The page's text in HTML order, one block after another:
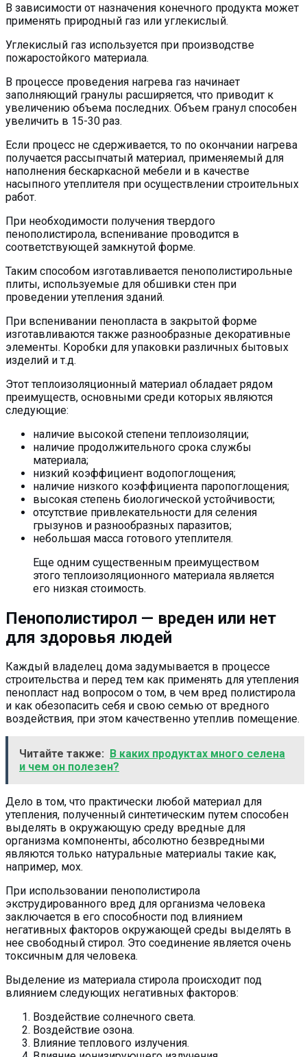
В зависимости от назначения конечного продукта может
применять природный газ или углекислый.
Углекислый газ используется при производстве
пожаростойкого материала.
В процессе проведения нагрева газ начинает
заполняющий гранулы расширяется, что приводит к
увеличению объема последних. Объем гранул способен
увеличить в 15-30 раз.
Если процесс не сдерживается, то по окончании нагрева
получается рассыпчатый материал, применяемый для
наполнения бескаркасной мебели и в качестве
насыпного утеплителя при осуществлении строительных
работ.
При необходимости получения твердого
пенополистирола, вспенивание проводится в
соответствующей замкнутой форме.
Таким способом изготавливается пенополистирольные
плиты, используемые для обшивки стен при
проведении утепления зданий.
При вспенивании пенопласта в закрытой форме
изготавливаются также разнообразные декоративные
элементы. Коробки для упаковки различных бытовых
изделий и т.д.
Этот теплоизоляционный материал обладает рядом
преимуществ, основными среди которых являются
следующие:
наличие высокой степени теплоизоляции;
наличие продолжительного срока службы
материала;
низкий коэффициент водопоглощения;
наличие низкого коэффициента паропоглощения;
высокая степень биологической устойчивости;
отсутствие привлекательности для селения
грызунов и разнообразных паразитов;
небольшая масса готового утеплителя.
Еще одним существенным преимуществом
этого теплоизоляционного материала является
его низкая стоимость.
Пенополистирол — вреден или нет
для здоровья людей
Каждый владелец дома задумывается в процессе
строительства и перед тем как применять для утепления
пенопласт над вопросом о том, в чем вред полистирола
и как обезопасить себя и свою семью от вредного
воздействия, при этом качественно утеплив помещение.
Читайте также:
В каких продуктах много селена
и чем он полезен?
Дело в том, что практически любой материал для
утепления, полученный синтетическим путем способен
выделять в окружающую среду вредные для
организма компоненты, абсолютно безвредными
являются только натуральные материалы такие как,
например, мох.
При использовании пенополистирола
экструдированного вред для организма человека
заключается в его способности под влиянием
негативных факторов окружающей среды выделять в
нее свободный стирол. Это соединение является очень
токсичным для человека.
Выделение из материала стирола происходит под
влиянием следующих негативных факторов:
Воздействие солнечного света.
Воздействие озона.
Влияние теплового излучения.